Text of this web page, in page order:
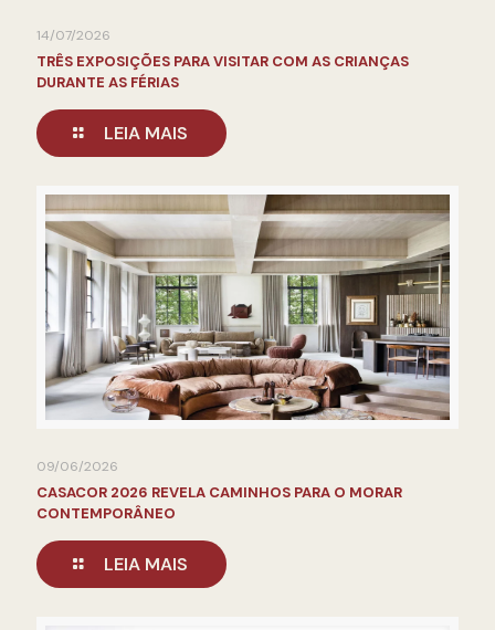
14/07/2026
TRÊS EXPOSIÇÕES PARA VISITAR COM AS CRIANÇAS
DURANTE AS FÉRIAS
LEIA MAIS
09/06/2026
CASACOR 2026 REVELA CAMINHOS PARA O MORAR
CONTEMPORÂNEO
LEIA MAIS